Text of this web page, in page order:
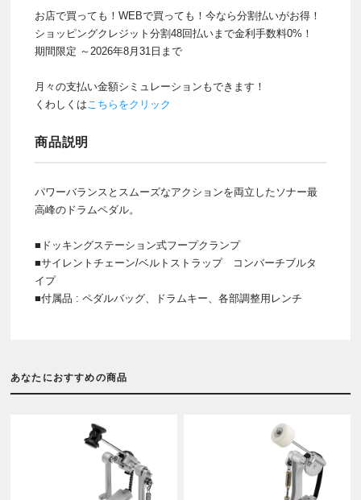
お店で買っても！WEBで買っても！今なら分割払いがお得！
ショッピングクレジット分割48回払いまで金利手数料0%！
期間限定 ～2026年8月31日まで
月々の支払い金額シミュレーションもできます！
くわしくはこちらをクリック
商品説明
パワーバランスとスムーズなアクションを両立したソナー最
高峰のドラムペダル。
■ドッキングステーション式フープクランプ
■サイレントチェーン/ベルトストラップ コンバーチブルタ
イプ
■付属品 : ペダルバッグ、ドラムキー、各部調整用レンチ
あなたにおすすめの商品